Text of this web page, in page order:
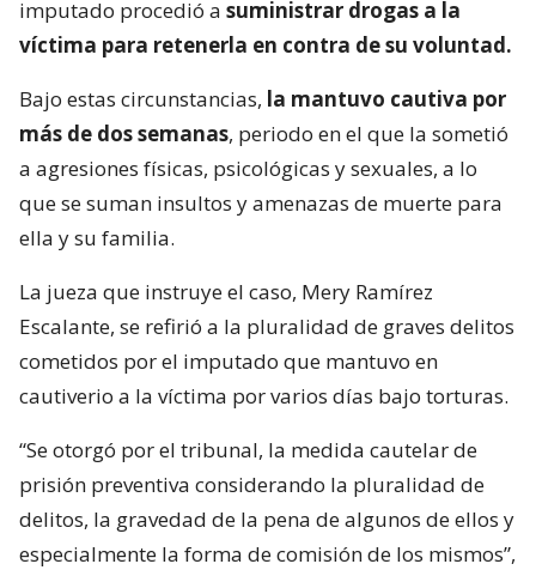
imputado procedió a suministrar drogas a la
víctima para retenerla en contra de su voluntad.
Bajo estas circunstancias, la mantuvo cautiva por
más de dos semanas, periodo en el que la sometió
a agresiones físicas, psicológicas y sexuales, a lo
que se suman insultos y amenazas de muerte para
ella y su familia.
La jueza que instruye el caso, Mery Ramírez
Escalante, se refirió a la pluralidad de graves delitos
cometidos por el imputado que mantuvo en
cautiverio a la víctima por varios días bajo torturas.
“Se otorgó por el tribunal, la medida cautelar de
prisión preventiva considerando la pluralidad de
delitos, la gravedad de la pena de algunos de ellos y
especialmente la forma de comisión de los mismos”,